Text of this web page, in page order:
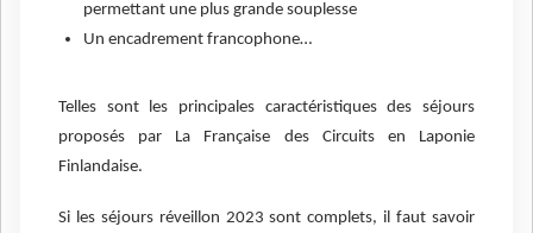
permettant une plus grande souplesse
Un encadrement francophone…
Telles sont les principales caractéristiques des séjours
proposés par La Française des Circuits en Laponie
Finlandaise.
Si les séjours réveillon 2023 sont complets, il faut savoir